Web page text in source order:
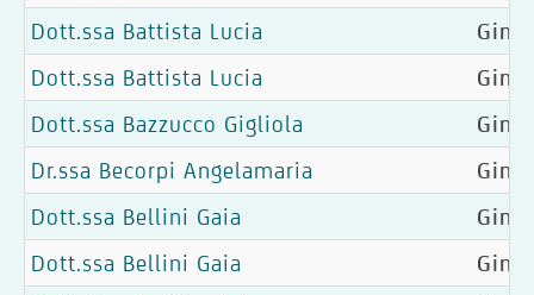
Dott.ssa Battista Lucia
Dott.ssa Battista Lucia
Dott.ssa Bazzucco Gigliola
Dr.ssa Becorpi Angelamaria
Dott.ssa Bellini Gaia
Dott.ssa Bellini Gaia